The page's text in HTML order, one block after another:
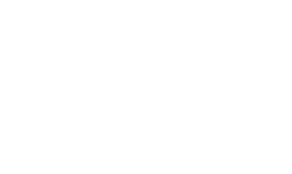
いて、当社および当社の共同利用者
な範囲で利用することをご了承くだ